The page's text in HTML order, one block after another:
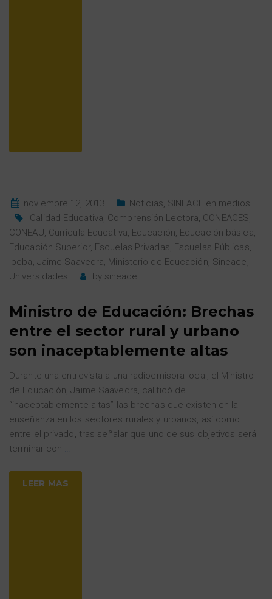
noviembre 12, 2013 Noticias, SINEACE en medios
Calidad Educativa, Comprensión Lectora, CONEACES,
CONEAU, Currícula Educativa, Educación, Educación básica,
Educación Superior, Escuelas Privadas, Escuelas Públicas,
Ipeba, Jaime Saavedra, Ministerio de Educación, Sineace,
Universidades
by sineace
Ministro de Educación: Brechas
entre el sector rural y urbano
son inaceptablemente altas
Durante una entrevista a una radioemisora local, el Ministro
de Educación, Jaime Saavedra, calificó de
“inaceptablemente altas” las brechas que existen en la
enseñanza en los sectores rurales y urbanos, así como
entre el privado, tras señalar que uno de sus objetivos será
terminar con
LEER MAS